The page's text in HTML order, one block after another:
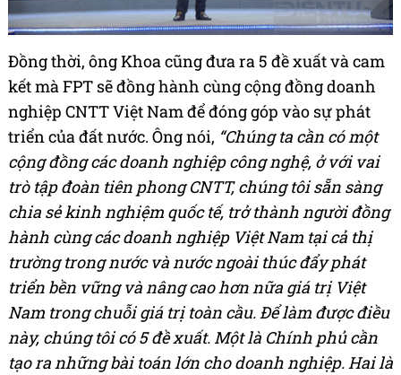
Đồng thời, ông Khoa cũng đưa ra 5 đề xuất và cam
kết mà FPT sẽ đồng hành cùng cộng đồng doanh
nghiệp CNTT Việt Nam để đóng góp vào sự phát
triển của đất nước. Ông nói, “Chúng ta cần có một
cộng đồng các doanh nghiệp công nghệ, ở với vai
trò tập đoàn tiên phong CNTT, chúng tôi sẵn sàng
chia sẻ kinh nghiệm quốc tế, trở thành người đồng
hành cùng các doanh nghiệp Việt Nam tại cả thị
trường trong nước và nước ngoài thúc đẩy phát
triển bền vững và nâng cao hơn nữa giá trị Việt
Nam trong chuỗi giá trị toàn cầu. Để làm được điều
này, chúng tôi có 5 đề xuất. Một là Chính phủ cần
tạo ra những bài toán lớn cho doanh nghiệp. Hai là